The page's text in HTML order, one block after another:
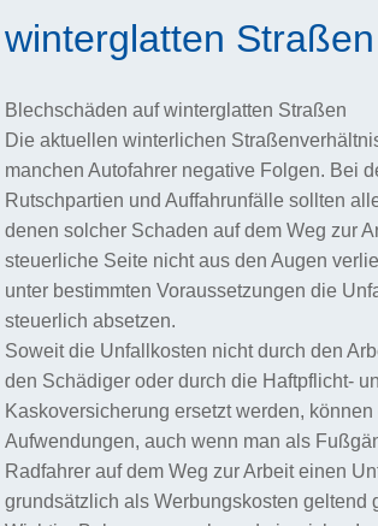
winterglatten Straßen
Blechschäden auf winterglatten Straßen
Die aktuellen winterlichen
manchen Autofahrer negative Folgen. Bei
Rutschpartien und Auffahrunfälle sollten
denen solcher Schaden auf dem Weg zur
steuerliche Seite nicht aus den Augen
unter bestimmten Voraussetzungen die
steuerlich absetzen.
Soweit die Unfallkosten nicht durch den
den Schädiger oder durch die Haftpflicht-
Kaskoversicherung ersetzt werden,
Aufwendungen, auch wenn man als
Radfahrer auf dem Weg zur Arbeit einen
grundsätzlich als Werbungskosten geltend